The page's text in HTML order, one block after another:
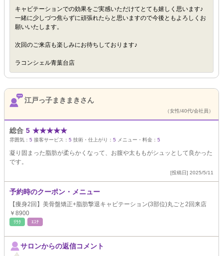
キャビテーションでの効果をご実感いただけてとても嬉しく思います♪
一緒に少しづつ焦らずに頑張れたらと思いますので今後ともよろしくお
願いいたします。
次回のご来店も楽しみにお待ちしております♪
ラコンシェル青葉台店
江戸っ子まきまきさん
（女性/40代/会社員）
総合 5 ★★★★★
雰囲気： 5 接客サービス： 5 技術・仕上がり： 5 メニュー・料金： 5
凝り固まった脂肪が柔らかくなって、お腹や太ももがシュッとして良かった
です。
[投稿日] 2025/5/11
予約時のクーポン・メニュー
【痩身2回】美骨盤矯正+脂肪撃退キャビテーション(3部位)丸ごと2回来店
￥8900
ﾘﾗｸ ｴｽﾃ
サロンからの返信コメント